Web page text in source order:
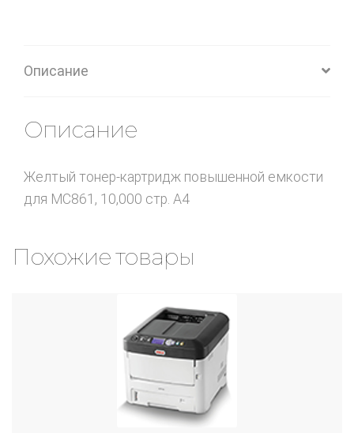
Описание
Описание
Желтый тонер-картридж повышенной емкости
для MC861, 10,000 стр. А4
Похожие товары